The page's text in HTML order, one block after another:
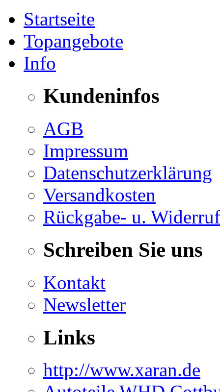
Startseite
Topangebote
Info
Kundeninfos
AGB
Impressum
Datenschutzerklärung
Versandkosten
Rückgabe- u.
Schreiben Sie uns
Kontakt
Newsletter
Links
http://www.xaran.de